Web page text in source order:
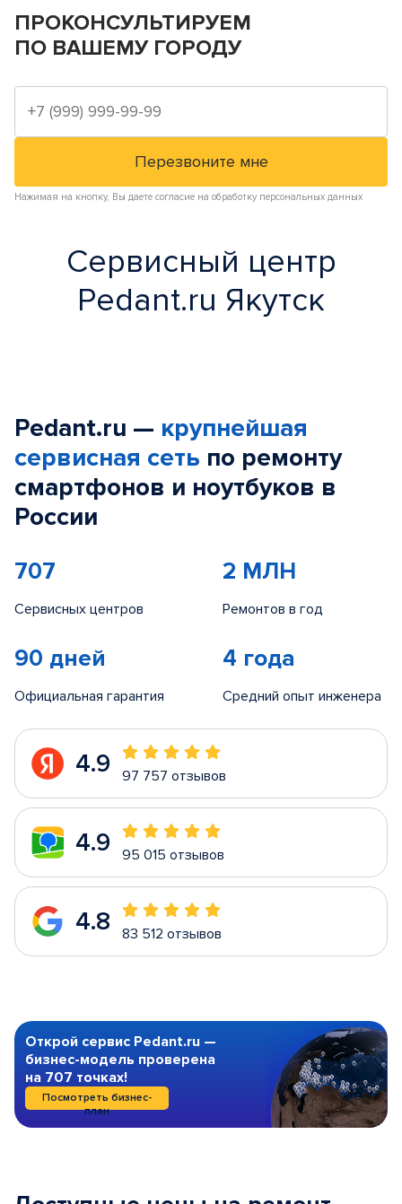
ПРОКОНСУЛЬТИРУЕМ
ПО ВАШЕМУ ГОРОДУ
Нажимая на кнопку, Вы даете согласие на обработку персональных данных
Сервисный центр
Pedant.ru Якутск
Pedant.ru — крупнейшая
сервисная сеть по ремонту
смартфонов и ноутбуков в
России
707
Сервисных центров
2 МЛН
Ремонтов в год
90 дней
Официальная гарантия
4 года
Средний опыт инженера
4.9 97 757 отзывов
4.9 95 015 отзывов
4.8 83 512 отзывов
Открой сервис Pedant.ru —
бизнес-модель проверена
на 707 точках!
Посмотреть бизнес-
план